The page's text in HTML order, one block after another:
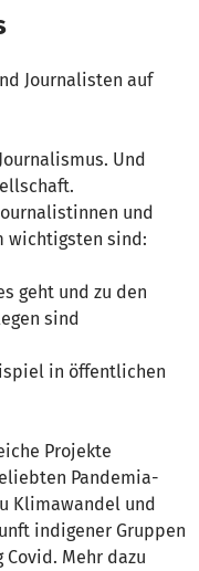
Journalisten auf
Und
und
wichtigsten sind:
geht und zu den
sind
in öffentlichen
Projekte
Pandemia-
Klimawandel und
indigener Gruppen
Mehr dazu